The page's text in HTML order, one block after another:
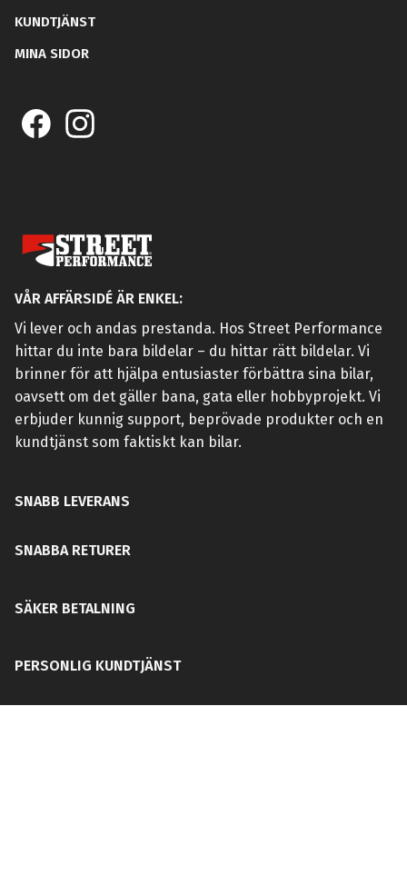
KUNDTJÄNST
MINA SIDOR
VÅR AFFÄRSIDÉ ÄR ENKEL:
Vi lever och andas prestanda. Hos Street Performance
hittar du inte bara bildelar – du hittar rätt bildelar. Vi
brinner för att hjälpa entusiaster förbättra sina bilar,
oavsett om det gäller bana, gata eller hobbyprojekt. Vi
erbjuder kunnig support, beprövade produkter och en
kundtjänst som faktiskt kan bilar.
SNABB LEVERANS
SNABBA RETURER
SÄKER BETALNING
PERSONLIG KUNDTJÄNST